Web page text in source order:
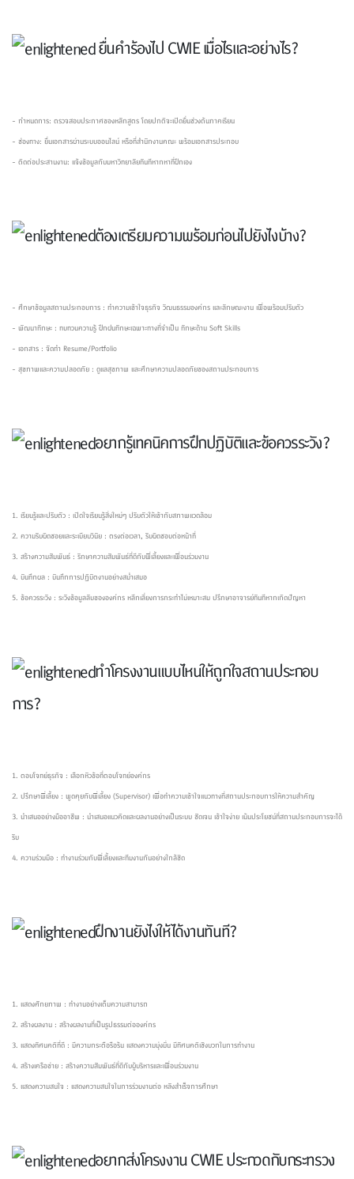
ยื่นคำร้องไป CWIE เมื่อไรและอย่างไร?
- กำหนดการ: ตรวจสอบประกาศของหลักสูตร โดยปกติจะเปิดยื่นช่วงต้นภาคเรียน
- ช่องทาง: ยื่นเอกสารผ่านระบบออนไลน์ หรือที่สำนักงานคณะ พร้อมเอกสารประกอบ
- ติดต่อประสานงาน: แจ้งข้อมูลกับมหาวิทยาลัยทันทีหากหาที่ฝึกเอง
ต้องเตรียมความพร้อมก่อนไปยังไงบ้าง?
- ศึกษาข้อมูลสถานประกอบการ : ทำความเข้าใจธุรกิจ วัฒนธรรมองค์กร และลักษณะงาน เพื่อพร้อมปรับตัว
- พัฒนาทักษะ : ทบทวนความรู้ ฝึกฝนทักษะเฉพาะทางที่จำเป็น ทักษะด้าน Soft Skills
- เอกสาร : จัดทำ Resume/Portfolio
- สุขภาพและความปลอดภัย : ดูแลสุขภาพ และศึกษาความปลอดภัยของสถานประกอบการ
อยากรู้เทคนิคการฝึกปฏิบัติและข้อควรระวัง?
1. เรียนรู้และปรับตัว : เปิดใจเรียนรู้สิ่งใหม่ๆ ปรับตัวให้เข้ากับสภาพแวดล้อม
2. ความรับผิดชอยและระเบียบวินัย : ตรงต่อเวลา, รับผิดชอบต่อหน้าที่
3. สร้างความสัมพันธ์ : รักษาความสัมพันธ์ที่ดีกับพี่เลี้ยงและเพื่อนร่วมงาน
4. บันทึกผล : บันทึกการปฏิบัตงานอย่างสม่ำเสมอ
5. ข้อควรระวัง : ระวังข้อมูลลับขององค์กร หลีกเลี่ยงการกระทำไม่เหมาะสม ปรึกษาอาจารย์ทันทีหากเกิดปัญหา
ทำโครงงานแบบไหนให้ถูกใจสถานประกอบ
การ?
1. ตอบโจทย์ธุรกิจ : เลือกหัวข้อที่ตอบโจทย์องค์กร
2. ปรึกษาพี่เลี้ยง : พูดคุยกับพี่เลี้ยง (Supervisor) เพื่อทำความเข้าใจแนวทางที่สถานประกอบการให้ความสำคัญ
3. นำเสนออย่างมืออาชีพ : นำเสนอแนวคิดและผลงานอย่างเป็นระบบ ชัดเจน เข้าใจง่าย เน้นประโยชน์ที่สถานประกอบการจะได้
รับ
4. ความร่วมมือ : ทำงานร่วมกับพี่เลี้ยงและทีมงานกันอย่างใกล้ชิด
ฝึกงานยังไงให้ได้งานทันที?
1. แสดงศักยภาพ : ทำงานอย่างเต็มความสามารถ
2. สร้างผลงาน : สร้างผลงานที่เป็นรูปธรรมต่อองค์กร
3. แสดงทัศนคติที่ดี : มีความกระตือรือร้น แสดงความมุ่งมั่น มีทัศนคติเชิงบวกในการทำงาน
4. สร้างเครือข่าย : สร้างความสัมพันธ์ที่ดีกับผู้บริหารและเพื่อนร่วมงาน
5. แสดงความสนใจ : แสดงความสนใจในการร่วมงานต่อ หลังสำเร็จการศึกษา
อยากส่งโครงงาน CWIE ประกวดกับกระทรวง